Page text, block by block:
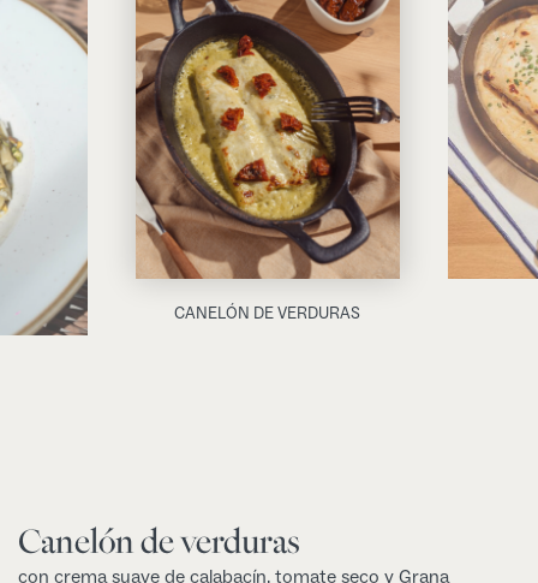
CANELÓN DE VERDURAS
Canelón de verduras
con crema suave de calabacín, tomate seco y Grana